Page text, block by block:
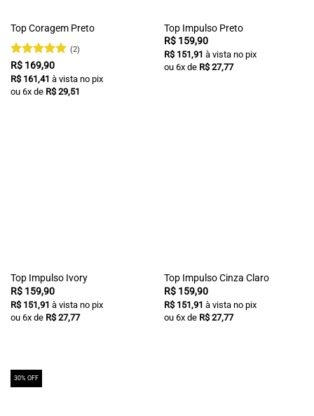
Top Coragem Preto
Avaliação
de 5
(2)
R$169,90
R$161,41 à vista no pix
ou 6x de R$29,51
Top Impulso Preto
R$159,90
R$151,91 à vista no pix
ou 6x de R$27,77
Top Impulso Ivory
R$159,90
R$151,91 à vista no pix
ou 6x de R$27,77
Top Impulso Cinza Claro
R$159,90
R$151,91 à vista no pix
ou 6x de R$27,77
30% OFF